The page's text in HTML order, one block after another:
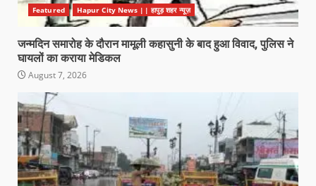
Featured Hapur City News || हापुड़ शहर न्यूज़
जन्मदिन समारोह के दौरान मामूली कहासुनी के बाद हुआ विवाद, पुलिस ने
घायलों का कराया मेडिकल
August 7, 2026